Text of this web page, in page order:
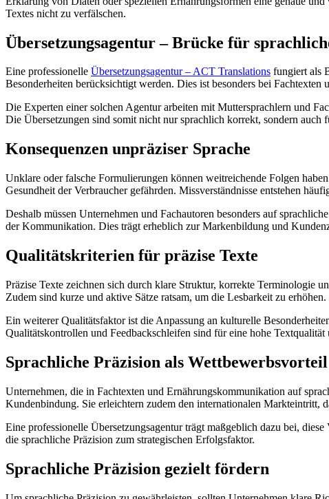
Textes nicht zu verfälschen.
Übersetzungsagentur – Brücke für
Eine professionelle Übersetzungsagentur – ACT Translations fungiert als
Besonderheiten berücksichtigt werden. Dies ist besonders bei
Die Experten einer solchen Agentur arbeiten mit Muttersprachlern und
Die Übersetzungen sind somit nicht nur sprachlich korrekt, sondern
Konsequenzen unpräziser Sprache
Unklare oder falsche Formulierungen können weitreichende Folgen
Gesundheit der Verbraucher gefährden. Missverständnisse entstehen
Deshalb müssen Unternehmen und Fachautoren besonders auf
der Kommunikation. Dies trägt erheblich zur Markenbildung und
Qualitätskriterien für präzise Texte
Präzise Texte zeichnen sich durch klare Struktur, korrekte Terminologie
Zudem sind kurze und aktive Sätze ratsam, um die Lesbarkeit zu erhöhen.
Ein weiterer Qualitätsfaktor ist die Anpassung an kulturelle
Qualitätskontrollen und Feedbackschleifen sind für eine hohe Textqualität
Sprachliche Präzision als Wettbewerbsvorteil
Unternehmen, die in Fachtexten und Ernährungskommunikation auf
Kundenbindung. Sie erleichtern zudem den internationalen Markteintritt,
Eine professionelle Übersetzungsagentur trägt maßgeblich dazu bei,
die sprachliche Präzision zum strategischen Erfolgsfaktor.
Sprachliche Präzision gezielt fördern